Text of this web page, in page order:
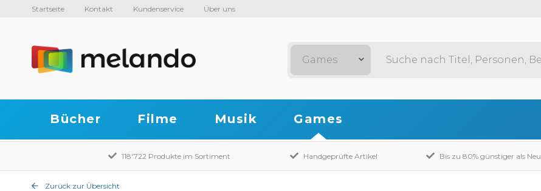
Startseite Kontakt Kundenservice Über uns
Games
Bücher Filme Musik Games
118'722 Produkte im Sortiment Handgeprüfte Artikel Bis zu 80% günstiger als Neu
Zurück zur Übersicht